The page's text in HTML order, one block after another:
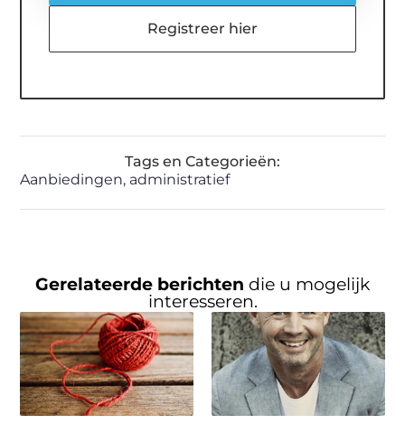
Registreer hier
Tags en Categorieën:
Aanbiedingen, administratief
Gerelateerde berichten die u mogelijk
interesseren.